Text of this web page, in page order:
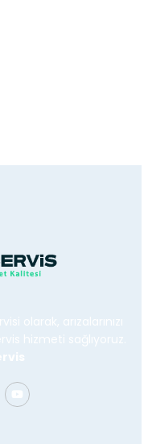
olarak, arızalarınızı
hizmeti sağlıyoruz.